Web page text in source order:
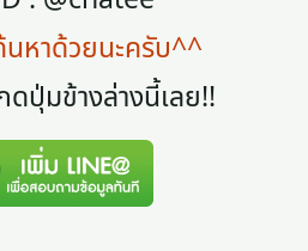
หาด้วยนะครับ^^
ปุ่มข้างล่างนี้เลย!!